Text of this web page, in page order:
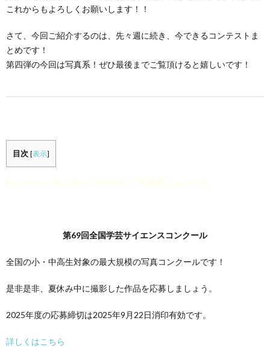
これからもよろしくお願いします！！
さて、今回ご紹介するのは、先々週に続き、今できるコンテストま
とめです！
第四弾の今回は写真系！ぜひ最後までご覧頂けると嬉しいです！
目次 [表示]
[su_note note_color=”#48D1CC”]写真系 [/su_note]
第69回全国学芸サイエンスコンクール
全国の小・中高生対象の最大規模の写真コンクールです！
是非是非、夏休み中に撮影した作品を応募しましょう。
2025年度の応募締切は2025年9月22日消印有効です。
詳しくはこちら